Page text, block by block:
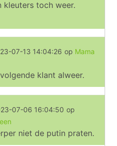
kleuters toch weer.
07-13 14:04:26 op Mama
klant alweer.
07-06 16:04:50 op
niet de putin praten.